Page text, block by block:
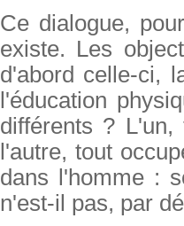
Ce dialogue,
existe. Les
d'abord celle-ci,
l'éducation
différents ?
l'autre, tout
dans l'homme :
n'est-il pas, par